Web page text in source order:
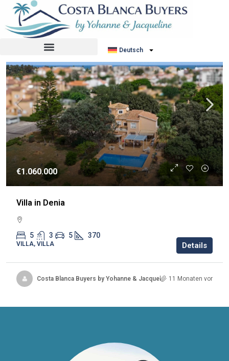
Deutsch
Sortiere nach: Standardauftrag
€1.060.000
Villa in Denia
5 3 5 370
VILLA, VILLA Details
Costa Blanca Buyers by Yohanne & Jacqueline11 Monaten vor